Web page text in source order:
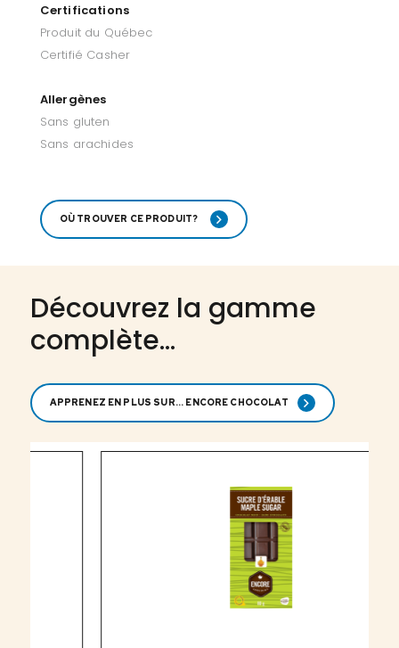
Certifications
Produit du Québec
Certifié Casher
Allergènes
Sans gluten
Sans arachides
OÙ TROUVER CE PRODUIT?
Découvrez la gamme
complète...
APPRENEZ EN PLUS SUR... ENCORE CHOCOLAT